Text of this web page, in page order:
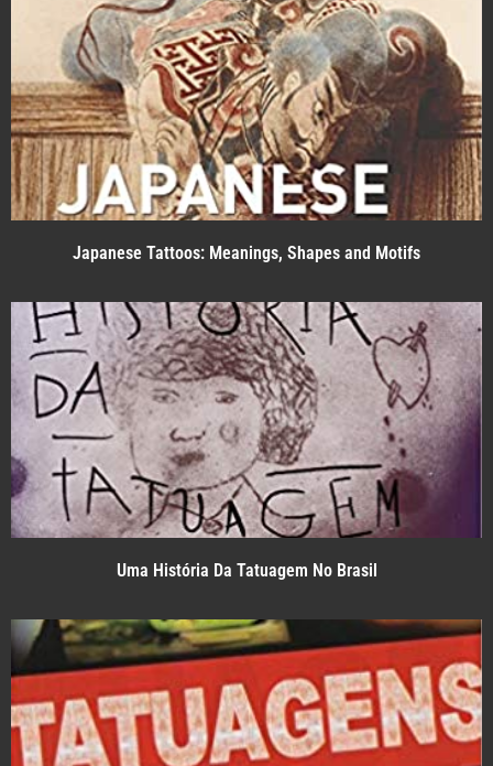
Japanese Tattoos: Meanings, Shapes and Motifs
Uma História Da Tatuagem No Brasil